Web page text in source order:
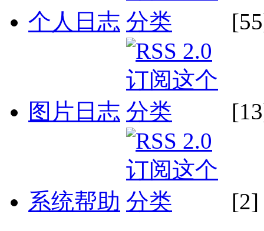
个人日志
图片日志
系统帮助 [2]